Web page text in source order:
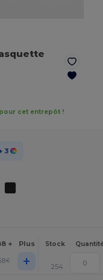
cet entrepôt !
3
+ Plus Stock
€ + 254